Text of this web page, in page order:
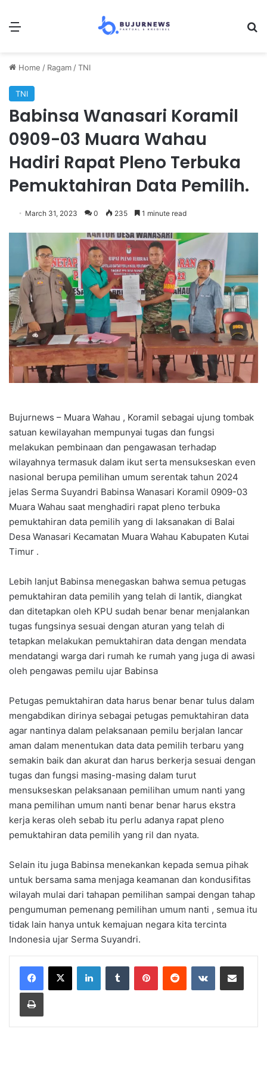
Menu
Home / Ragam /TNI
TNI
Babinsa Wanasari Koramil
0909-03 Muara Wahau
Hadiri Rapat Pleno Terbuka
Pemuktahiran Data Pemilih.
March 31, 2023 0 235 1 minute read
Bujurnews – Muara Wahau , Koramil sebagai ujung tombak
satuan kewilayahan mempunyai tugas dan fungsi
melakukan pembinaan dan pengawasan terhadap
wilayahnya termasuk dalam ikut serta mensukseskan even
nasional berupa pemilihan umum serentak tahun 2024
jelas Serma Suyandri Babinsa Wanasari Koramil 0909-03
Muara Wahau saat menghadiri rapat pleno terbuka
pemuktahiran data pemilih yang di laksanakan di Balai
Desa Wanasari Kecamatan Muara Wahau Kabupaten Kutai
Timur .
Lebih lanjut Babinsa menegaskan bahwa semua petugas
pemuktahiran data pemilih yang telah di lantik, diangkat
dan ditetapkan oleh KPU sudah benar benar menjalankan
tugas fungsinya sesuai dengan aturan yang telah di
tetapkan melakukan pemuktahiran data dengan mendata
mendatangi warga dari rumah ke rumah yang juga di awasi
oleh pengawas pemilu ujar Babinsa
Petugas pemuktahiran data harus benar benar tulus dalam
mengabdikan dirinya sebagai petugas pemuktahiran data
agar nantinya dalam pelaksanaan pemilu berjalan lancar
aman dalam menentukan data data pemilih terbaru yang
semakin baik dan akurat dan harus berkerja sesuai dengan
tugas dan fungsi masing-masing dalam turut
mensukseskan pelaksanaan pemilihan umum nanti yang
mana pemilihan umum nanti benar benar harus ekstra
kerja keras oleh sebab itu perlu adanya rapat pleno
pemuktahiran data pemilih yang ril dan nyata.
Selain itu juga Babinsa menekankan kepada semua pihak
untuk bersama sama menjaga keamanan dan kondusifitas
wilayah mulai dari tahapan pemilihan sampai dengan tahap
pengumuman pemenang pemilihan umum nanti , semua itu
tidak lain hanya untuk kemajuan negara kita tercinta
Indonesia ujar Serma Suyandri.
LinkedInTumblr PinterestReddit VKontakteShare via Email
Print